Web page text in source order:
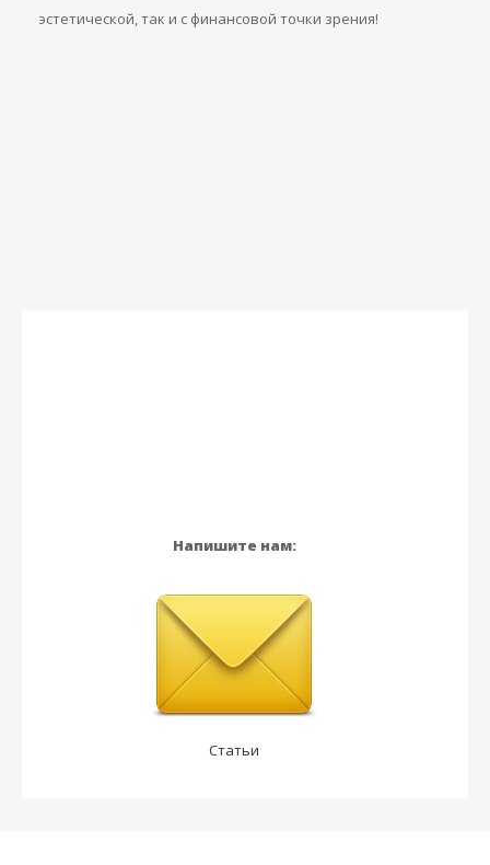
эстетической, так и с финансовой точки зрения!
Напишите нам:
Статьи